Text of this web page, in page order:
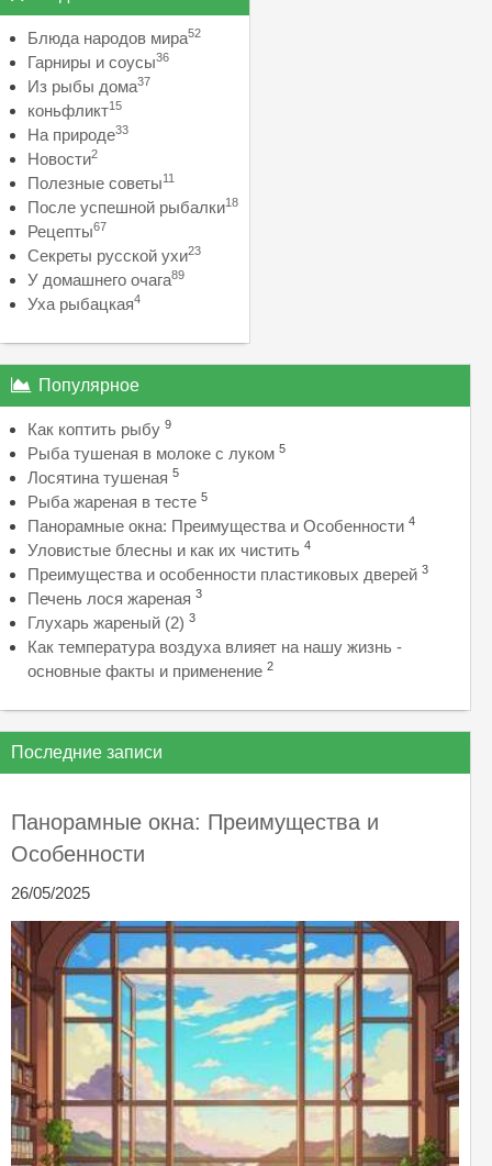
Блюда народов мира52
Гарниры и соусы36
Из рыбы дома37
коньфликт15
На природе33
Новости2
Полезные советы11
После успешной рыбалки18
Рецепты67
Секреты русской ухи23
У домашнего очага89
Уха рыбацкая4
Популярное
Как коптить рыбу 9
Рыба тушеная в молоке с луком 5
Лосятина тушеная 5
Рыба жареная в тесте 5
Панорамные окна: Преимущества и Особенности 4
Уловистые блесны и как их чистить 4
Преимущества и особенности пластиковых дверей 3
Печень лося жареная 3
Глухарь жареный (2) 3
Как температура воздуха влияет на нашу жизнь -
основные факты и применение 2
Последние записи
Панорамные окна: Преимущества и
Особенности
26/05/2025